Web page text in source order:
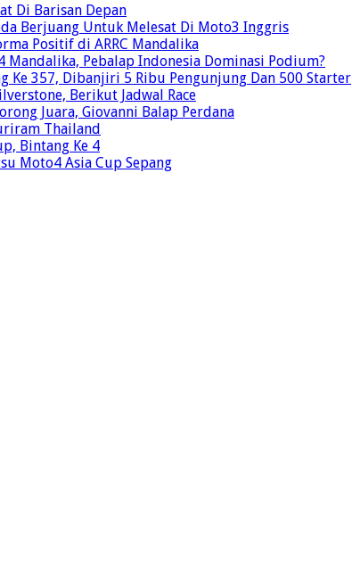
Di Barisan Depan
Berjuang Untuk Melesat Di Moto3 Inggris
Positif di ARRC Mandalika
Mandalika, Pebalap Indonesia Dominasi Podium?
Ke 357, Dibanjiri 5 Ribu Pengunjung Dan 500 Starter
Berikut Jadwal Race
Juara, Giovanni Balap Perdana
Thailand
Bintang Ke 4
Moto4 Asia Cup Sepang